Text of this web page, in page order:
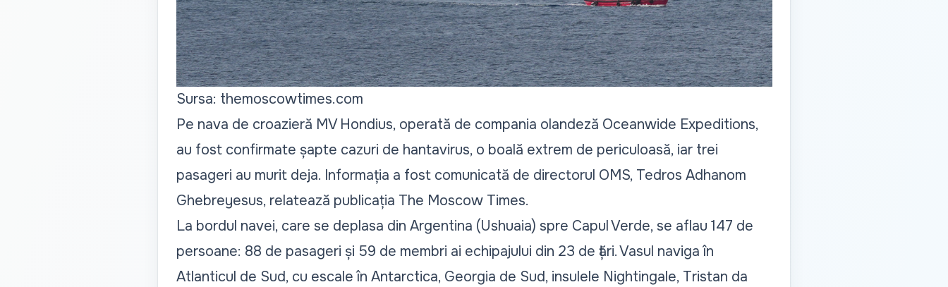
Sursa: themoscowtimes.com
Pe nava de croazieră MV Hondius, operată de compania olandeză Oceanwide Expeditions,
au fost confirmate șapte cazuri de hantavirus, o boală extrem de periculoasă, iar trei
pasageri au murit deja. Informația a fost comunicată de directorul OMS, Tedros Adhanom
Ghebreyesus, relatează publicația The Moscow Times.
La bordul navei, care se deplasa din Argentina (Ushuaia) spre Capul Verde, se aflau 147 de
persoane: 88 de pasageri și 59 de membri ai echipajului din 23 de țări. Vasul naviga în
Atlanticul de Sud, cu escale în Antarctica, Georgia de Sud, insulele Nightingale, Tristan da